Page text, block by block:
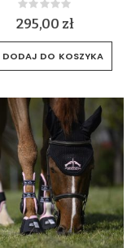
Rating:
0%
295,00 zł
DODAJ DO KOSZYKA